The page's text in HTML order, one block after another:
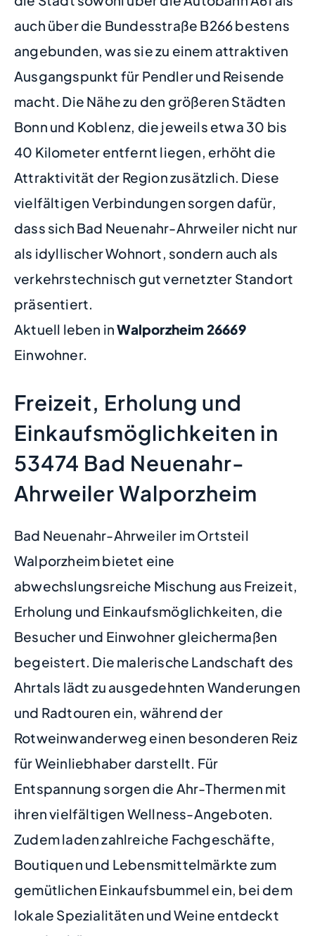
auch über die Bundesstraße B266 bestens
angebunden, was sie zu einem attraktiven
Ausgangspunkt für Pendler und Reisende
macht. Die Nähe zu den größeren Städten
Bonn und Koblenz, die jeweils etwa 30 bis
40 Kilometer entfernt liegen, erhöht die
Attraktivität der Region zusätzlich. Diese
vielfältigen Verbindungen sorgen dafür,
dass sich Bad Neuenahr-Ahrweiler nicht nur
als idyllischer Wohnort, sondern auch als
verkehrstechnisch gut vernetzter Standort
präsentiert.
Aktuell leben inWalporzheim 26669
Einwohner.
Freizeit, Erholung und
Einkaufsmöglichkeiten in
53474 Bad Neuenahr-
Ahrweiler Walporzheim
Bad Neuenahr-Ahrweiler im Ortsteil
Walporzheim bietet eine
abwechslungsreiche Mischung aus Freizeit,
Erholung und Einkaufsmöglichkeiten, die
Besucher und Einwohner gleichermaßen
begeistert. Die malerische Landschaft des
Ahrtals lädt zu ausgedehnten Wanderungen
und Radtouren ein, während der
Rotweinwanderweg einen besonderen Reiz
für Weinliebhaber darstellt. Für
Entspannung sorgen die Ahr-Thermen mit
ihren vielfältigen Wellness-Angeboten.
Zudem laden zahlreiche Fachgeschäfte,
Boutiquen und Lebensmittelmärkte zum
gemütlichen Einkaufsbummel ein, bei dem
lokale Spezialitäten und Weine entdeckt